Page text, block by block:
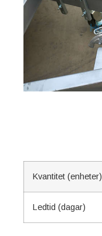
Kvantitet (enheter)
Ledtid (dagar)